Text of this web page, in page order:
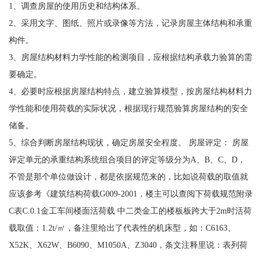
1、调查房屋的使用历史和结构体系。
2、采用文字、图纸、照片或录像等方法，记录房屋主体结构和承重
构件。
3、房屋结构材料力学性能的检测项目，应根据结构承载力验算的需
要确定。
4、必要时应根据房屋结构特点，建立验算模型，按房屋结构材料力
学性能和使用荷载的实际状况，根据现行规范验算房屋结构的安全
储备。
5、综合判断房屋结构现状，确定房屋安全程度。 房屋评定： 房屋
评定单元的承重结构系统组合项目的评定等级分为A、B、C、D，
不管是那个单位做设计，都是依据规范来的，比如说荷载的取值就
应该参考《建筑结构荷载G009-2001，楼主可以查阅下荷载规范附录
C表C.0.1金工车间楼面活荷载 中二类金工的楼板板跨大于2m时活荷
载取值：1.2t/㎡，备注里给出了代表性的机床型，如：C6163、
X52K、X62W、B6090、M1050A、Z3040，条文注释里说：表列荷